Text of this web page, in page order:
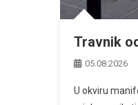
Travnik
05.08.2026
U okviru